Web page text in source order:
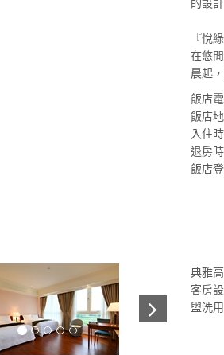
的設
『悅
在悠
晨起
飯店
飯店
入住
退房
飯店
典雅
客房
盥洗